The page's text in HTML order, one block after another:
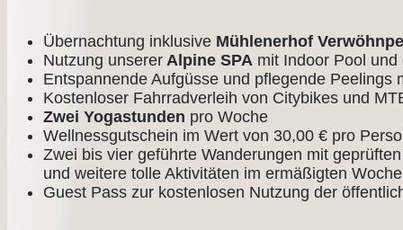
Übernachtung inklusive Mühlenerhof
Nutzung unserer Alpine SPA mit Indoor Pool und
Entspannende Aufgüsse und pflegende Peelings
Kostenloser Fahrradverleih von Citybikes und
Zwei Yogastunden pro Woche
Wellnessgutschein im Wert von 30,00 € pro
Zwei bis vier geführte Wanderungen mit
und weitere tolle Aktivitäten im ermäßigten
Guest Pass zur kostenlosen Nutzung der